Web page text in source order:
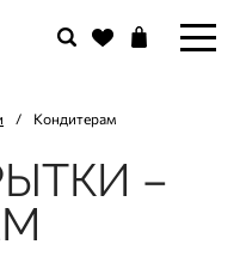
/ Кондитерам
–